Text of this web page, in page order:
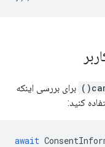
برای بررسی اینکه
کنید:
await